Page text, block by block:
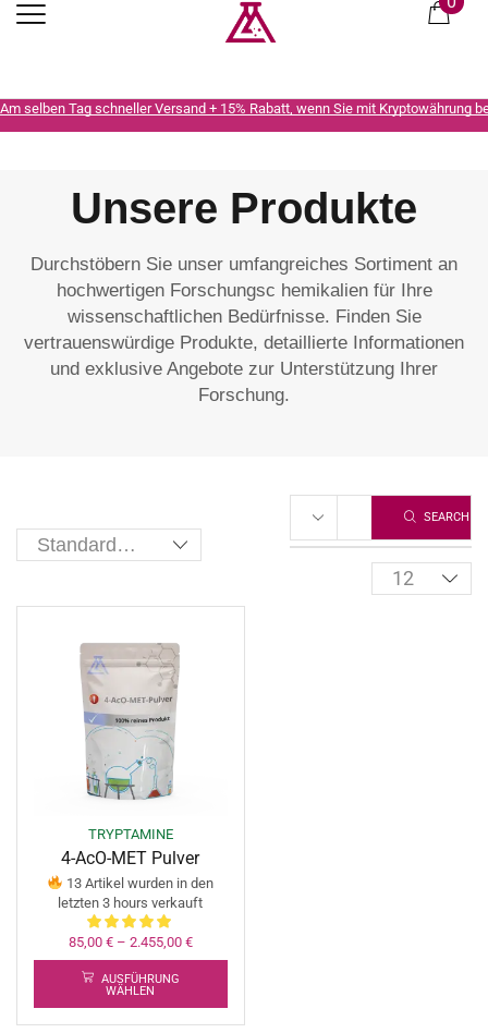
Am selben Tag schneller Versand + 15% Rabatt, wenn Sie mit Kryptowährung
Unsere Produkte
Durchstöbern Sie unser umfangreiches Sortiment an
hochwertigen Forschungsc hemikalien für Ihre
wissenschaftlichen Bedürfnisse. Finden Sie
vertrauenswürdige Produkte, detaillierte Informationen
und exklusive Angebote zur Unterstützung Ihrer
Forschung.
SEARCH
TRYPTAMINE
4-AcO-MET Pulver
13 Artikel wurden in den
letzten 3 hours verkauft
85,00 € – 2.455,00 €
AUSFÜHRUNG
WÄHLEN